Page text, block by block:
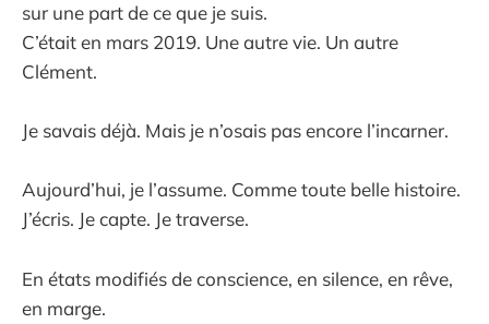
sur une part de ce que je suis.
C’était en mars 2019. Une autre vie. Un autre
Clément.
Je savais déjà. Mais je n’osais pas encore l’incarner.
Aujourd’hui, je l’assume. Comme toute belle histoire.
J’écris. Je capte. Je traverse.
En états modifiés de conscience, en silence, en rêve,
en marge.